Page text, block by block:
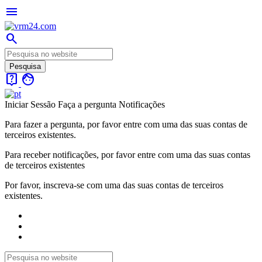
menu
search
live_help face
Iniciar Sessão Faça a pergunta Notificações
Para fazer a pergunta, por favor entre com uma das suas contas de
terceiros existentes.
Para receber notificações, por favor entre com uma das suas contas
de terceiros existentes
Por favor, inscreva-se com uma das suas contas de terceiros
existentes.